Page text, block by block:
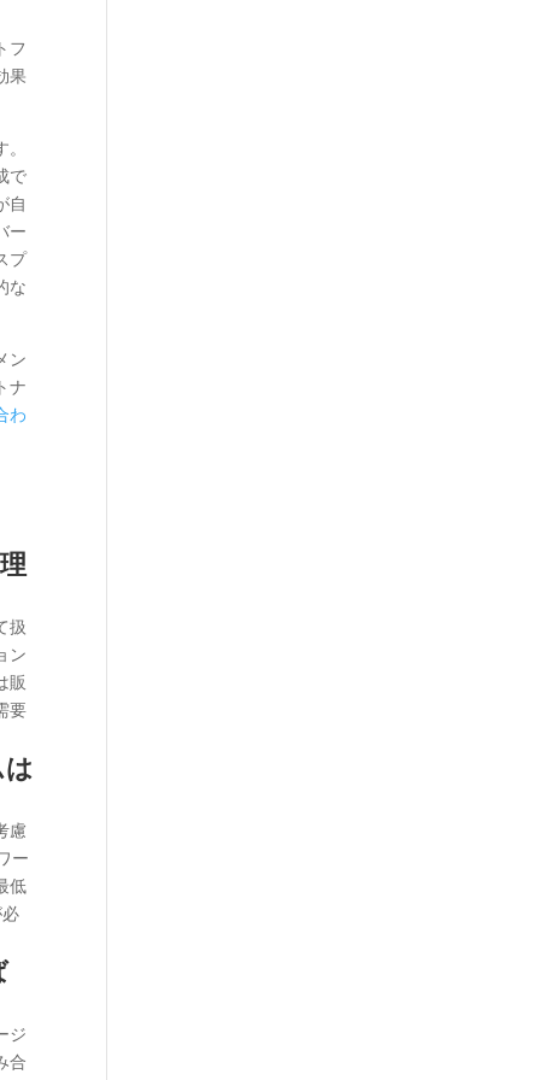
フ
果
で
自
ー
プ
な
ン
ナ
わ
扱
ン
販
要
慮
ー
低
ジ
合